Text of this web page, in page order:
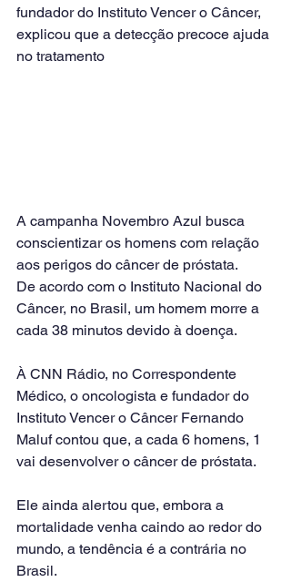
fundador do Instituto Vencer o Câncer,
explicou que a detecção precoce ajuda
no tratamento
A campanha Novembro Azul busca
conscientizar os homens com relação
aos perigos do câncer de próstata.
De acordo com o Instituto Nacional do
Câncer, no Brasil, um homem morre a
cada 38 minutos devido à doença.
À CNN Rádio, no Correspondente
Médico, o oncologista e fundador do
Instituto Vencer o Câncer Fernando
Maluf contou que, a cada 6 homens, 1
vai desenvolver o câncer de próstata.
Ele ainda alertou que, embora a
mortalidade venha caindo ao redor do
mundo, a tendência é a contrária no
Brasil.